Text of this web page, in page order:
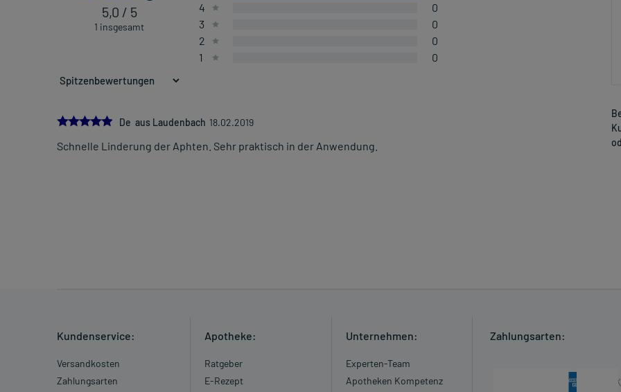
5,0 / 5
1 insgesamt
4
0
3
0
2
0
1
0
5.0
De aus Laudenbach 18.02.2019
Schnelle Linderung der Aphten. Sehr praktisch in der Anwendung.
Kundenservice:
Versandkosten
Zahlungsarten
Apotheke:
Ratgeber
E-Rezept
Unternehmen:
Experten-Team
Apotheken Kompetenz
Zahlungsarten: